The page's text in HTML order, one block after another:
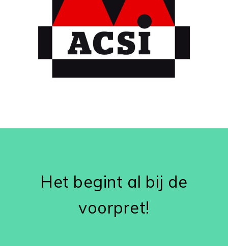
Het begint al bij de
voorpret!